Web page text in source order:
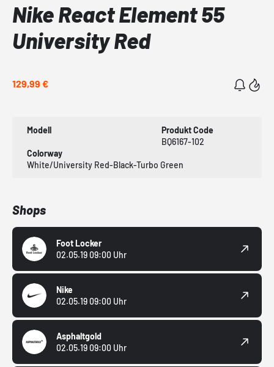
Nike React Element 55
University Red
129,99 €
Modell
Produkt Code
BQ6167-102
Colorway
White/University Red-Black-Turbo Green
Shops
Foot Locker
02.05.19 09:00 Uhr
Nike
02.05.19 09:00 Uhr
Asphaltgold
02.05.19 09:00 Uhr